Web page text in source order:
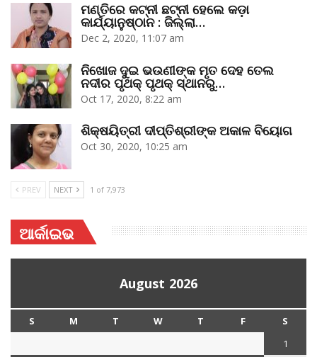
ମଣ୍ତିରେ କଟ୍‌ନୀ ଛଟ୍‌ନୀ ହେଲେ କଡ଼ା
କାର୍ଯ୍ୟାନୁଷ୍ଠାନ : ଜିଲ୍ଲା…
Dec 2, 2020, 11:07 am
ନିଖୋଜ ଦୁଇ ଭଉଣୀଙ୍କ ମୃତ ଦେହ ତେଲ
ନଦୀର ପୃଥକ୍‌ ପୃଥକ୍‌ ସ୍ଥାନରୁ…
Oct 17, 2020, 8:22 am
ଶିକ୍ଷୟିତ୍ରୀ ଦୀପ୍ତିଶ୍ରୀଙ୍କ ଅକାଳ ବିୟୋଗ
Oct 30, 2020, 10:25 am
PREV NEXT 1 of 7,973
ଆର୍କାଇଭ
August 2026
S M T W T F
S
1